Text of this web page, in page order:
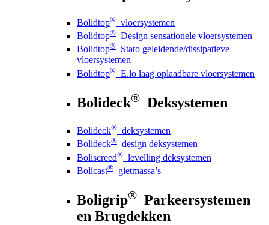
Bolidtop® vloersystemen
Bolidtop® Design sensationele vloersystemen
Bolidtop® Stato geleidende/dissipatieve
vloersystemen
Bolidtop® E.lo laag oplaadbare vloersystemen
Bolideck® Deksystemen
Bolideck® deksystemen
Bolideck® design deksystemen
Boliscreed® levelling deksystemen
Bolicast® gietmassa’s
Boligrip® Parkeersystemen
en Brugdekken